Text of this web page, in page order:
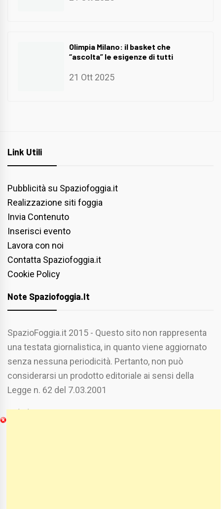
Olimpia Milano: il basket che
“ascolta” le esigenze di tutti
21 Ott 2025
Link Utili
Pubblicità su Spaziofoggia.it
Realizzazione siti foggia
Invia Contenuto
Inserisci evento
Lavora con noi
Contatta Spaziofoggia.it
Cookie Policy
Note Spaziofoggia.it
SpazioFoggia.it 2015 - Questo sito non rappresenta
una testata giornalistica, in quanto viene aggiornato
senza nessuna periodicità. Pertanto, non può
considerarsi un prodotto editoriale ai sensi della
Legge n. 62 del 7.03.2001
Chi Siamo